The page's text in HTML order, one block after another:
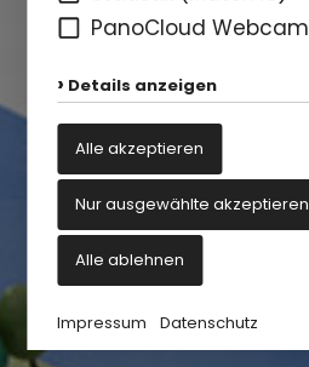
PanoCloud Webcam
Details anzeigen
Alle akzeptieren
Nur ausgewählte akzeptieren
Alle ablehnen
Impressum Datenschutz